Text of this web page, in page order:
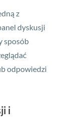
z
dyskusji
sposób
odpowiedzi
i